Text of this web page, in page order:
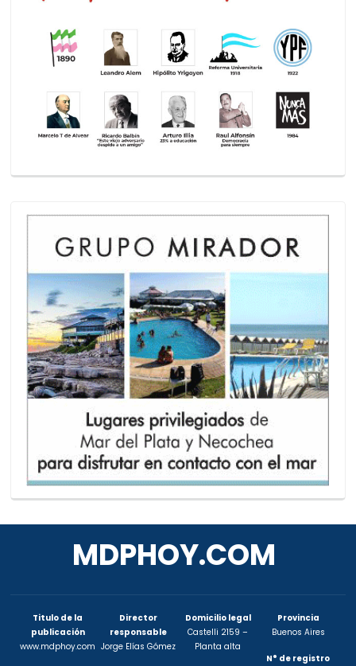
MDPHOY.COM
Titulo de la
publicación
www.mdphoy.com
Director
responsable
Jorge Elías Gómez
Domicilio legal
Castelli 2159 –
Planta alta
Provincia
Buenos Aires
N° de registro